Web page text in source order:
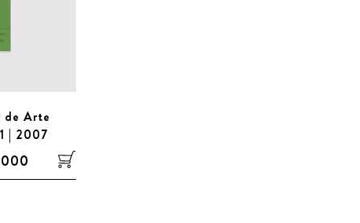
de Arte
| 2007